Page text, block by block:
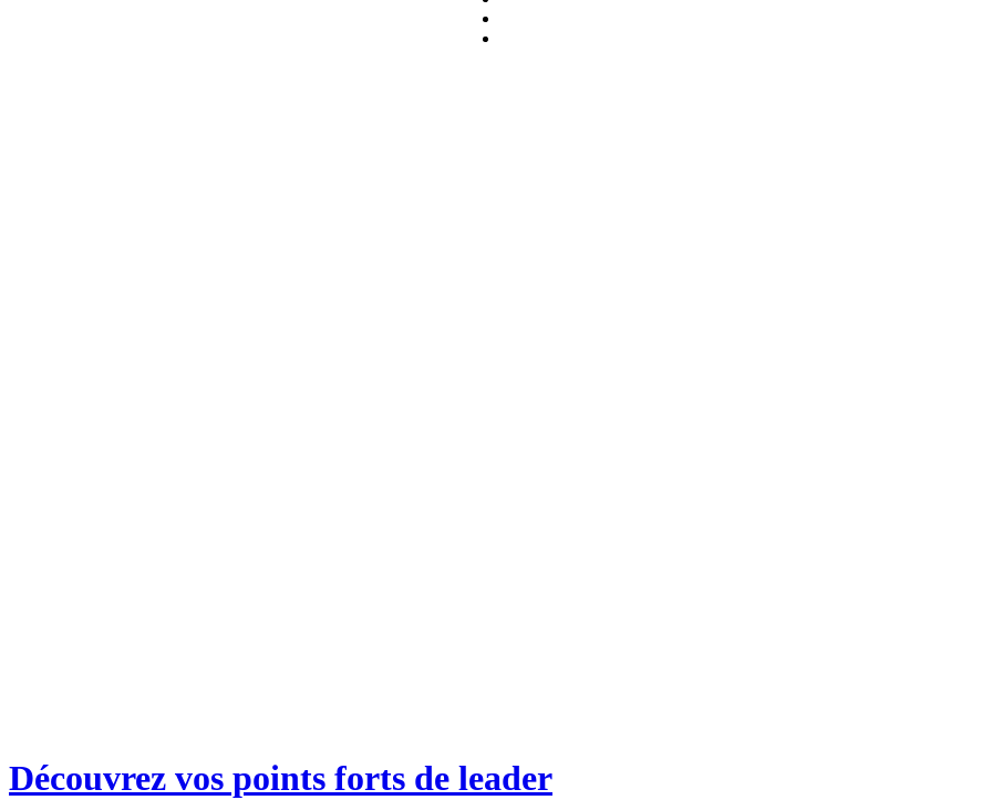
Découvrez vos points forts de leader